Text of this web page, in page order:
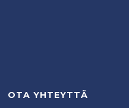
OTA YHTEYTTÄ